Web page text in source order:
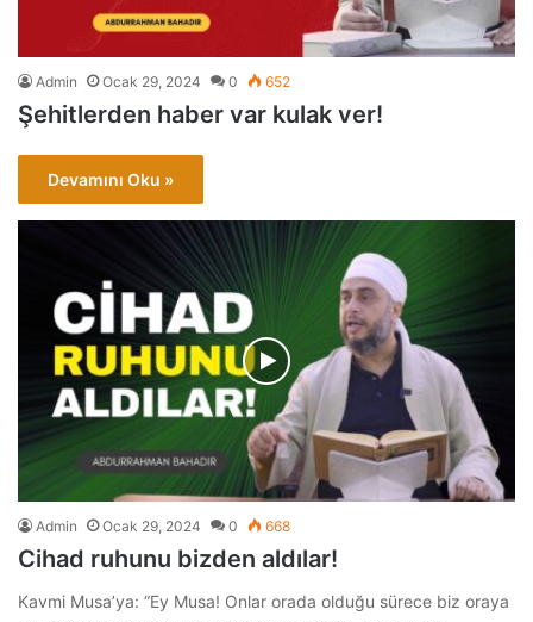
Admin Ocak 29, 2024 0 652
Şehitlerden haber var kulak ver!
Devamını Oku »
Admin Ocak 29, 2024 0 668
Cihad ruhunu bizden aldılar!
Kavmi Musa’ya: “Ey Musa! Onlar orada olduğu sürece biz oraya